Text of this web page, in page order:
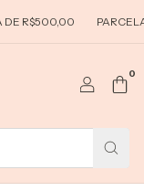
PARCELAMENTO EM ATÉ
0